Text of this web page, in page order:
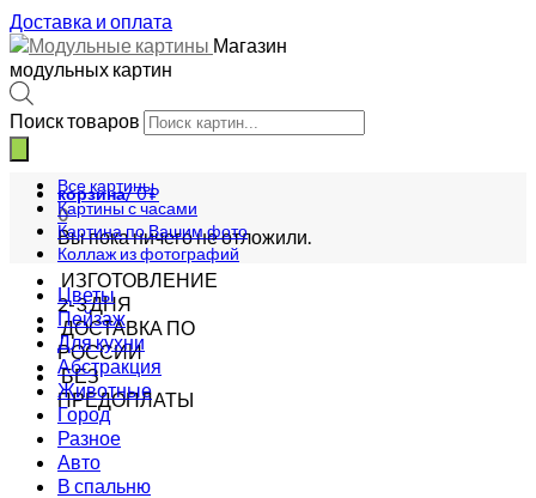
Доставка и оплата
Магазин
модульных картин
Поиск товаров
корзина/0₽
0
Вы пока ничего не отложили.
ИЗГОТОВЛЕНИЕ
2-3 ДНЯ
ДОСТАВКА ПО
РОССИИ
БЕЗ
ПРЕДОПЛАТЫ
Все картины
Картины с часами
Картина по Вашим фото
Коллаж из фотографий
Цветы
Пейзаж
Для кухни
Абстракция
Животные
Город
Разное
Авто
В спальню